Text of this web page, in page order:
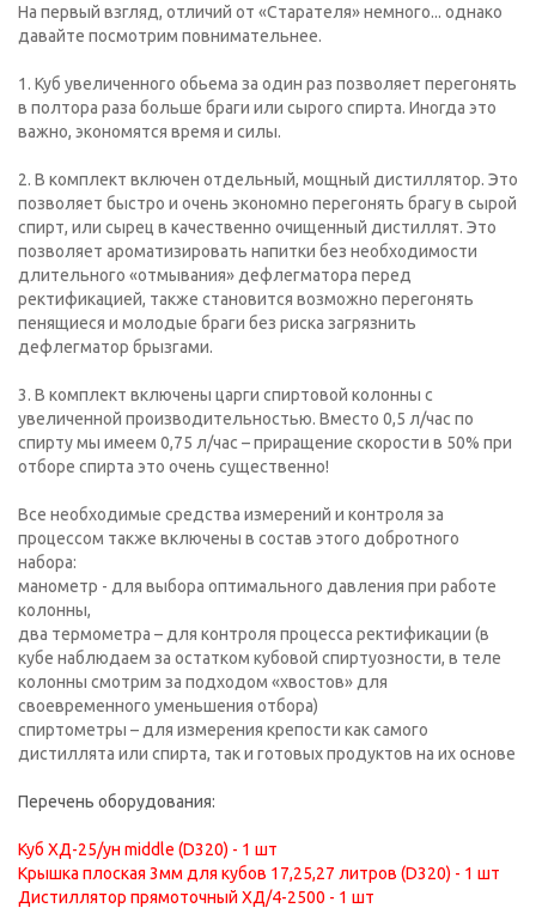
На первый взгляд, отличий от «Старателя» немного... однако
давайте посмотрим повнимательнее.
1. Куб увеличенного обьема за один раз позволяет перегонять
в полтора раза больше браги или сырого спирта. Иногда это
важно, экономятся время и силы.
2. В комплект включен отдельный, мощный дистиллятор. Это
позволяет быстро и очень экономно перегонять брагу в сырой
спирт, или сырец в качественно очищенный дистиллят. Это
позволяет ароматизировать напитки без необходимости
длительного «отмывания» дефлегматора перед
ректификацией, также становится возможно перегонять
пенящиеся и молодые браги без риска загрязнить
дефлегматор брызгами.
3. В комплект включены царги спиртовой колонны с
увеличенной производительностью. Вместо 0,5 л/час по
спирту мы имеем 0,75 л/час – приращение скорости в 50% при
отборе спирта это очень существенно!
Все необходимые средства измерений и контроля за
процессом также включены в состав этого добротного
набора:
манометр - для выбора оптимального давления при работе
колонны,
два термометра – для контроля процесса ректификации (в
кубе наблюдаем за остатком кубовой спиртуозности, в теле
колонны смотрим за подходом «хвостов» для
своевременного уменьшения отбора)
спиртометры – для измерения крепости как самого
дистиллята или спирта, так и готовых продуктов на их основе
Перечень оборудования:
Куб ХД-25/ун middle (D320) - 1 шт
Крышка плоская 3мм для кубов 17,25,27 литров (D320) - 1 шт
Дистиллятор прямоточный ХД/4-2500 - 1 шт